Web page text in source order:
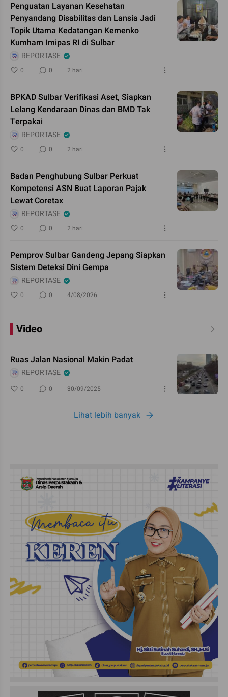
Penguatan Layanan Kesehatan
Penyandang Disabilitas dan Lansia Jadi
Topik Utama Kedatangan Kemenko
Kumham Imipas RI di Sulbar
REPORTASE
0 0 2 hari
BPKAD Sulbar Verifikasi Aset, Siapkan
Lelang Kendaraan Dinas dan BMD Tak
Terpakai
REPORTASE
0 0 2 hari
Badan Penghubung Sulbar Perkuat
Kompetensi ASN Buat Laporan Pajak
Lewat Coretax
REPORTASE
0 0 2 hari
Pemprov Sulbar Gandeng Jepang Siapkan
Sistem Deteksi Dini Gempa
REPORTASE
0 0 4/08/2026
Video
Ruas Jalan Nasional Makin Padat
REPORTASE
0 0 30/09/2025
Lihat lebih banyak